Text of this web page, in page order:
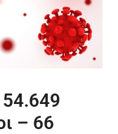
– 66